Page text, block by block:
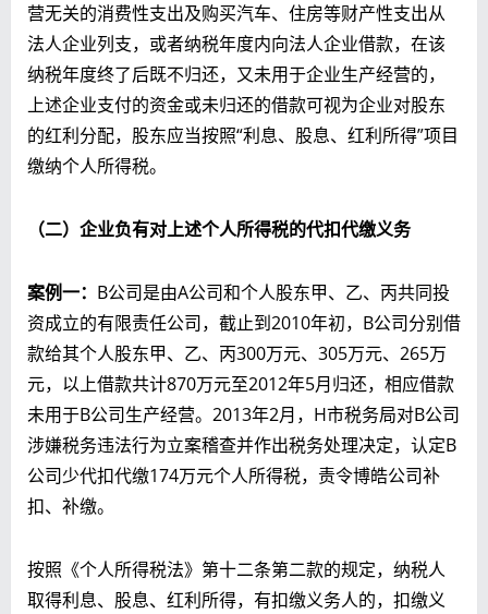
营无关的消费性支出及购买汽车、住房等财产性支出从
法人企业列支，或者纳税年度内向法人企业借款，在该
纳税年度终了后既不归还，又未用于企业生产经营的，
上述企业支付的资金或未归还的借款可视为企业对股东
的红利分配，股东应当按照“利息、股息、红利所得”项目
缴纳个人所得税。
（二）企业负有对上述个人所得税的代扣代缴义务
案例一： B公司是由A公司和个人股东甲、乙、丙共同投
资成立的有限责任公司，截止到2010年初，B公司分别借
款给其个人股东甲、乙、丙300万元、305万元、265万
元，以上借款共计870万元至2012年5月归还，相应借款
未用于B公司生产经营。2013年2月，H市税务局对B公司
涉嫌税务违法行为立案稽查并作出税务处理决定，认定B
公司少代扣代缴174万元个人所得税，责令博皓公司补
扣、补缴。
按照《个人所得税法》第十二条第二款的规定，纳税人
取得利息、股息、红利所得，有扣缴义务人的，扣缴义